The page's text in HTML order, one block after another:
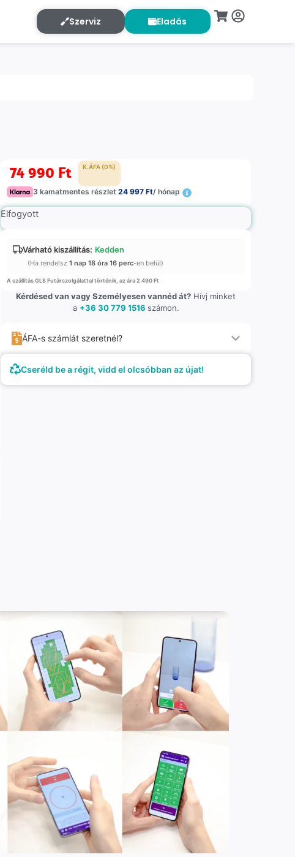
Szerviz Eladás
74 990 Ft K.ÁFA (0%)
3 kamatmentes részlet24 997 Ft/ hónap
Elfogyott
Várható kiszállítás: Kedden
(Ha rendelsz1 nap 18 óra 16 perc-en belül)
A szállítás GLS Futárszolgálattal történik, az ára 2 490 Ft
Kérdésed van vagy Személyesen vannéd át? Hívj minket
a +36 30 779 1516 számon.
ÁFA-s számlát szeretnél?
Cseréld be a régit, vidd el olcsóbban az újat!